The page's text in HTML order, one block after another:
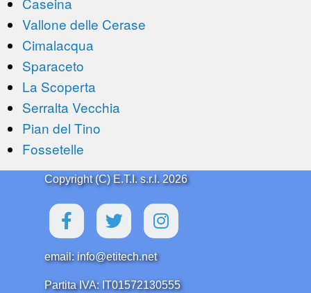
Vallone delle Cerase
Cimalacqua
Sparaceto
La Scoperta
Serralta Vecchia
Pian del Tino
Fossetelle
Copyright (C) E.T.I. s.r.l. 2026
email: info@etitech.net
Partita IVA: IT01572130555